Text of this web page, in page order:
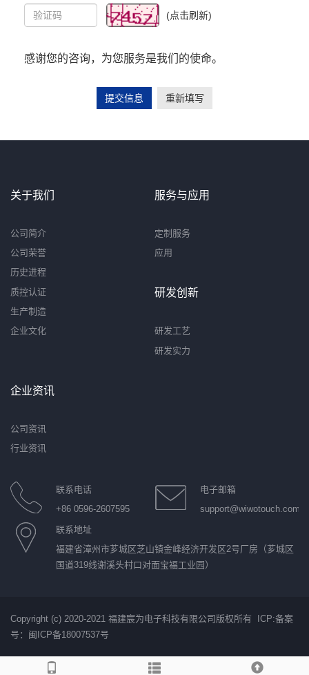
(点击刷新)
感谢您的咨询，为您服务是我们的使命。
提交信息 重新填写
关于我们
公司简介
公司荣誉
历史进程
质控认证
生产制造
企业文化
服务与应用
定制服务
应用
研发创新
研发工艺
研发实力
企业资讯
公司资讯
行业资讯
联系电话
+86 0596-2607595
电子邮箱
support@wiwotouch.com
联系地址
福建省漳州市芗城区芝山镇金峰经济开发区2号厂房（芗城区
国道319线谢溪头村口对面宝福工业园）
Copyright (c) 2020-2021 福建宸为电子科技有限公司版权所有 ICP:备案
号：闽ICP备18007537号